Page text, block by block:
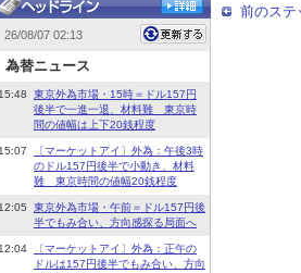
前のステ